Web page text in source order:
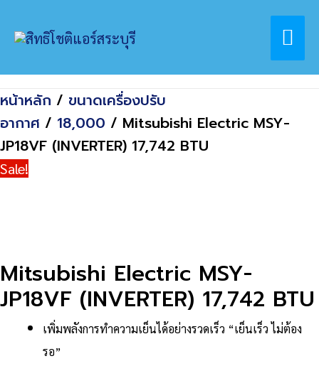
Home
สินค้า
Mitsubishi Electric MSY-JP18VF
หน้าหลัก / ขนาดเครื่องปรับ
อากาศ / 18,000 / Mitsubishi Electric MSY-
JP18VF (INVERTER) 17,742 BTU
Sale!
Mitsubishi Electric MSY-
JP18VF (INVERTER) 17,742 BTU
เพิ่มพลังการทำความเย็นได้อย่างรวดเร็ว “เย็นเร็ว ไม่ต้อง
รอ”